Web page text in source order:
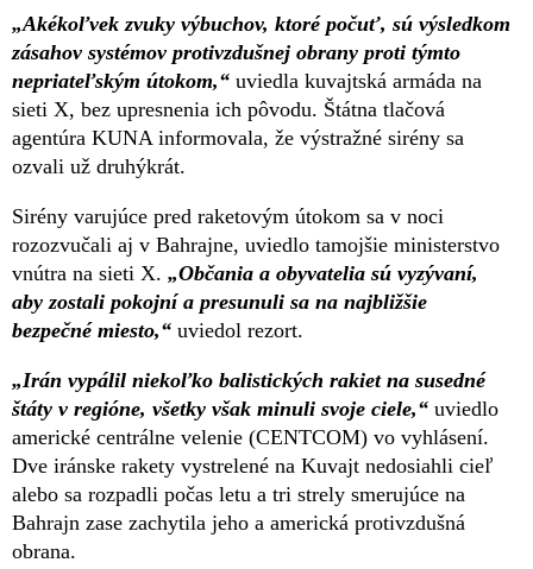
„Akékoľvek zvuky výbuchov, ktoré počuť, sú výsledkom
zásahov systémov protivzdušnej obrany proti týmto
nepriateľským útokom,“ uviedla kuvajtská armáda na
sieti X, bez upresnenia ich pôvodu. Štátna tlačová
agentúra KUNA informovala, že výstražné sirény sa
ozvali už druhýkrát.
Sirény varujúce pred raketovým útokom sa v noci
rozozvučali aj v Bahrajne, uviedlo tamojšie ministerstvo
vnútra na sieti X. „Občania a obyvatelia sú vyzývaní,
aby zostali pokojní a presunuli sa na najbližšie
bezpečné miesto,“ uviedol rezort.
„Irán vypálil niekoľko balistických rakiet na susedné
štáty v regióne, všetky však minuli svoje ciele,“ uviedlo
americké centrálne velenie (CENTCOM) vo vyhlásení.
Dve iránske rakety vystrelené na Kuvajt nedosiahli cieľ
alebo sa rozpadli počas letu a tri strely smerujúce na
Bahrajn zase zachytila jeho a americká protivzdušná
obrana.